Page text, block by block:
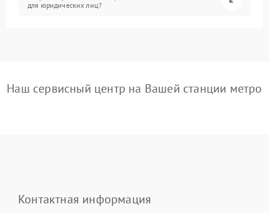
для юридических лиц?
Наш сервисный центр на Вашей станции метро
Контактная информация